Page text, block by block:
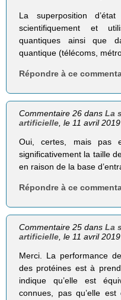
La superposition
scientifiquement et
quantiques ainsi que
quantique (télécoms,
Répondre à ce
Commentaire 26 dansLa
artificielle , le 11 avril 2019
Oui, certes, mais pas
significativement la taille
en raison de la base
Répondre à ce
Commentaire 25 dansLa
artificielle , le 11 avril 2019
Merci. La performance
des protéines est à
indique qu’elle est
connues, pas qu’elle est